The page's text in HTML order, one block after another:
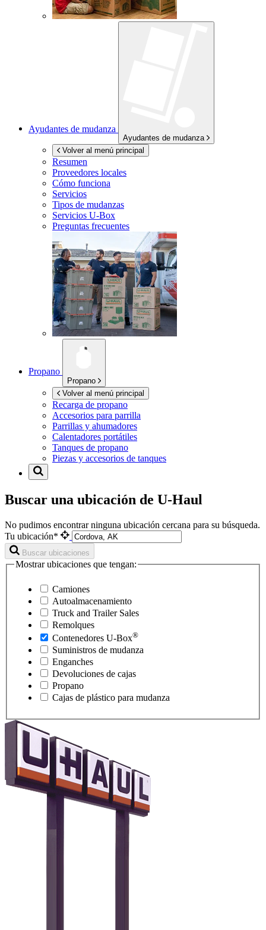
Ayudantes de mudanza
Ayudantes de mudanza
Volver al menú principal
Resumen
Proveedores locales
Cómo funciona
Servicios
Tipos de mudanzas
Servicios U-Box
Preguntas frecuentes
Propano
Propano
Volver al menú principal
Recarga de propano
Accesorios para parrilla
Parrillas y ahumadores
Calentadores portátiles
Tanques de propano
Piezas y accesorios de tanques
Buscar una ubicación de U-Haul
No pudimos encontrar ninguna ubicación cercana para su búsqueda.
Tu ubicación*
Buscar ubicaciones
Mostrar ubicaciones que tengan:
Camiones
Autoalmacenamiento
Truck and Trailer Sales
Remolques
Contenedores U-Box®
Suministros de mudanza
Enganches
Devoluciones de cajas
Propano
Cajas de plástico para mudanza